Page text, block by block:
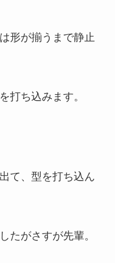
形が揃うまで静止
打ち込みます。
て、型を打ち込ん
たがさすが先輩。